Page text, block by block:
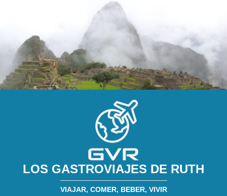
LOS GASTROVIAJES DE RUTH
VIAJAR, COMER, BEBER, VIVIR